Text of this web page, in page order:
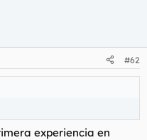
#62
experiencia en